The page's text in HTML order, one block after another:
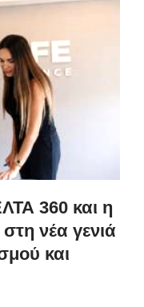
360 και η
νέα γενιά
και